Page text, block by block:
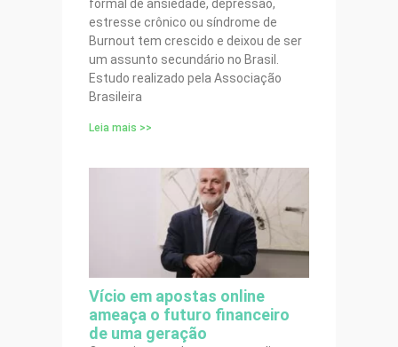
formal de ansiedade, depressão,
estresse crônico ou síndrome de
Burnout tem crescido e deixou de ser
um assunto secundário no Brasil.
Estudo realizado pela Associação
Brasileira
Leia mais >>
Vício em apostas online
ameaça o futuro financeiro
de uma geração